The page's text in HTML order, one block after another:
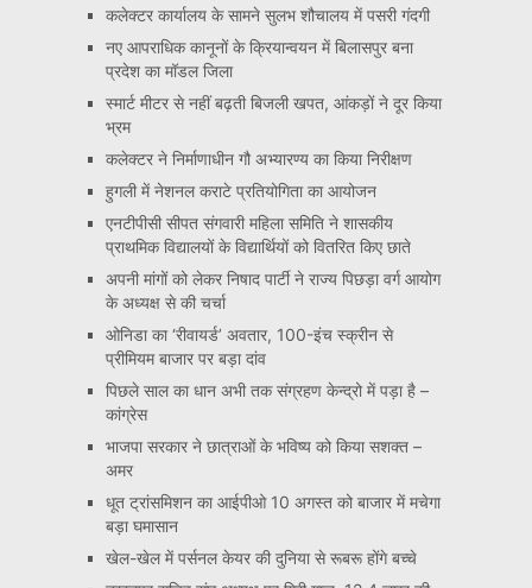
कलेक्टर कार्यालय के सामने सुलभ शौचालय में पसरी गंदगी
नए आपराधिक कानूनों के क्रियान्वयन में बिलासपुर बना
प्रदेश का मॉडल जिला
स्मार्ट मीटर से नहीं बढ़ती बिजली खपत, आंकड़ों ने दूर किया
भ्रम
कलेक्टर ने निर्माणाधीन गौ अभ्यारण्य का किया निरीक्षण
हुगली में नेशनल कराटे प्रतियोगिता का आयोजन
एनटीपीसी सीपत संगवारी महिला समिति ने शासकीय
प्राथमिक विद्यालयों के विद्यार्थियों को वितरित किए छाते
अपनी मांगों को लेकर निषाद पार्टी ने राज्य पिछड़ा वर्ग आयोग
के अध्यक्ष से की चर्चा
ओनिडा का ‘रीवायर्ड’ अवतार, 100-इंच स्क्रीन से
प्रीमियम बाजार पर बड़ा दांव
पिछले साल का धान अभी तक संग्रहण केन्द्रो में पड़ा है –
कांग्रेस
भाजपा सरकार ने छात्राओं के भविष्य को किया सशक्त –
अमर
धूत ट्रांसमिशन का आईपीओ 10 अगस्त को बाजार में मचेगा
बड़ा घमासान
खेल-खेल में पर्सनल केयर की दुनिया से रूबरू होंगे बच्चे